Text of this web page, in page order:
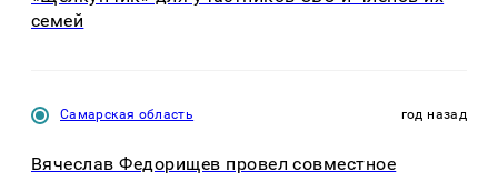
семей
Самарская область год назад
Вячеслав Федорищев провел совместное